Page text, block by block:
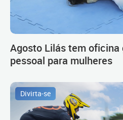
Agosto Lilás tem
pessoal para mulheres
Divirta-se